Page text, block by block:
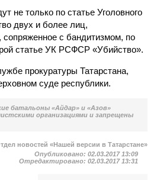
не только по статье Уголовного
двух и более лиц,
сопряженное с бандитизмом, по
статье УК РСФСР «Убийство».
прокуратуры Татарстана,
суде республики.
батальоны «Айдар» и «Азов»
организациями и запрещены
новостей «Нашей версии в Татарстане»
Опубликовано: 02.03.2017 13:09
Отредактировано: 02.03.2017 13:31